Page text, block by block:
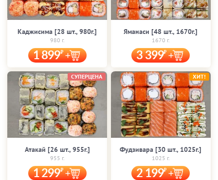
Каджисима [28 шт., 980г.]
980 г.
1 899
Яманаси [48 шт., 1670г.]
1670 г.
3 399
Атакай [26 шт., 955г.]
955 г.
1 299
СУПЕРЦЕНА
Фудзивара [30 шт., 1025г.]
1025 г.
2 199
ХИТ!